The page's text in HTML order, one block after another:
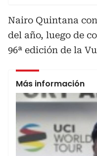
Nairo Quintana
del año, luego de
96ª edición de la
Más información